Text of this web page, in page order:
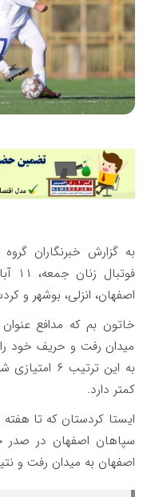
به گزارش خبرنگاران
اصفهان، انزلی، بوشهر و
خاتون بم که مدافع
میدان رفت و حریف خود
به این
کمتر دارد.
سپاهان اصفهان در صدر
اصفهان به میدان رفت و